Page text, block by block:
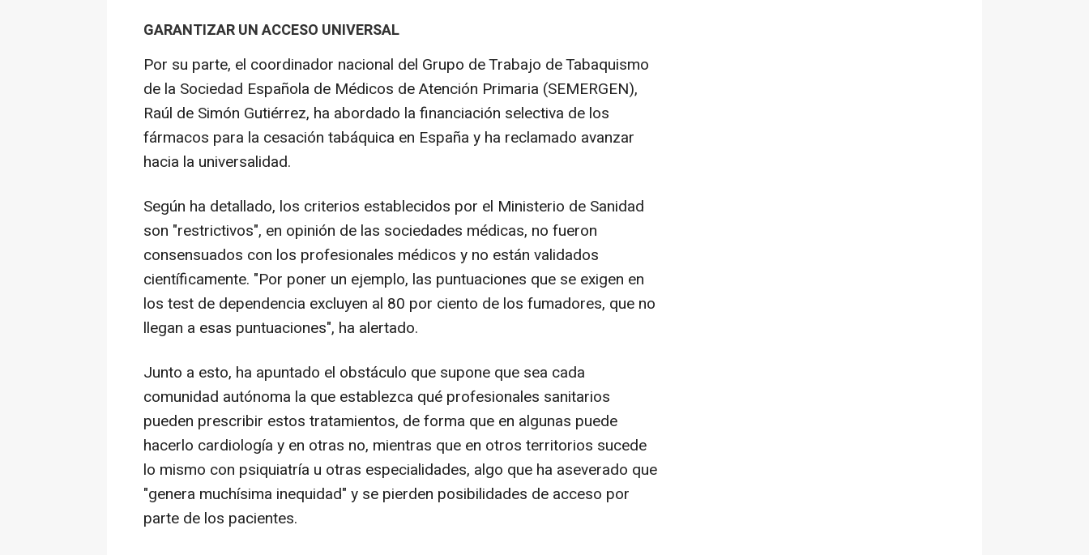
GARANTIZAR UN ACCESO UNIVERSAL
Por su parte, el coordinador nacional del Grupo de Trabajo de Tabaquismo
de la Sociedad Española de Médicos de Atención Primaria (SEMERGEN),
Raúl de Simón Gutiérrez, ha abordado la financiación selectiva de los
fármacos para la cesación tabáquica en España y ha reclamado avanzar
hacia la universalidad.
Según ha detallado, los criterios establecidos por el Ministerio de Sanidad
son "restrictivos", en opinión de las sociedades médicas, no fueron
consensuados con los profesionales médicos y no están validados
científicamente. "Por poner un ejemplo, las puntuaciones que se exigen en
los test de dependencia excluyen al 80 por ciento de los fumadores, que no
llegan a esas puntuaciones", ha alertado.
Junto a esto, ha apuntado el obstáculo que supone que sea cada
comunidad autónoma la que establezca qué profesionales sanitarios
pueden prescribir estos tratamientos, de forma que en algunas puede
hacerlo cardiología y en otras no, mientras que en otros territorios sucede
lo mismo con psiquiatría u otras especialidades, algo que ha aseverado que
"genera muchísima inequidad" y se pierden posibilidades de acceso por
parte de los pacientes.